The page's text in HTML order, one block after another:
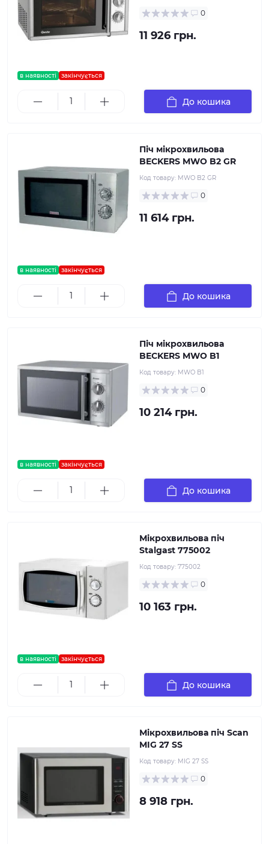
в наявності закінчується
0
11 926 грн.
До кошика
в наявності закінчується
Піч мікрохвильова
BECKERS MWO B2 GR
Код товару: MWO B2 GR
0
11 614 грн.
До кошика
в наявності закінчується
Піч мікрохвильова
BECKERS MWO B1
Код товару: MWO B1
0
10 214 грн.
До кошика
в наявності закінчується
Мікрохвильова піч
Stalgast 775002
Код товару: 775002
0
10 163 грн.
До кошика
Мікрохвильова піч Scan
MIG 27 SS
Код товару: MIG 27 SS
0
8 918 грн.